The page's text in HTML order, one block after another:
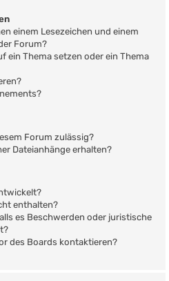
einem Lesezeichen und einem
Forum?
ein Thema setzen oder ein Thema
Forum zulässig?
Dateianhänge erhalten?
enthalten?
es Beschwerden oder juristische
des Boards kontaktieren?